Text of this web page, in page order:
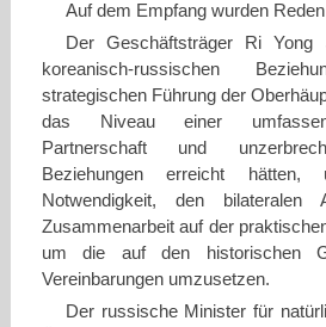
Auf dem Empfang wurden
Der Geschäftsträger Ri
koreanisch-russischen
strategischen Führung der
das Niveau einer
Partnerschaft und
Beziehungen erreicht
Notwendigkeit, den bilateralen
Zusammenarbeit auf der
um die auf den historischen
Vereinbarungen umzusetzen.
Der russische Minister für